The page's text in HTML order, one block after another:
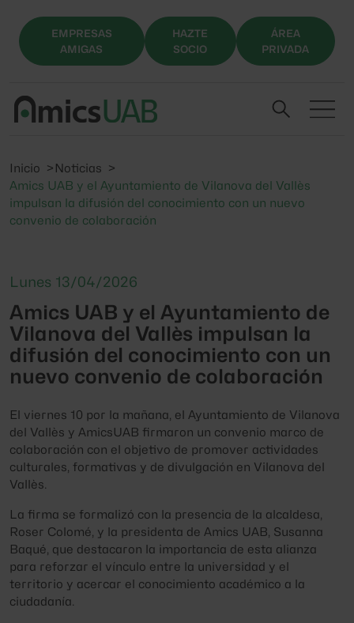
EMPRESAS
AMIGAS
HAZTE
SOCIO
ÁREA
PRIVADA
Inicio
Noticias
Amics UAB y el Ayuntamiento de Vilanova del Vallès
impulsan la difusión del conocimiento con un nuevo
convenio de colaboración
Lunes 13/04/2026
Amics UAB y el Ayuntamiento de
Vilanova del Vallès impulsan la
difusión del conocimiento con un
nuevo convenio de colaboración
El viernes 10 por la mañana, el Ayuntamiento de Vilanova
del Vallès y AmicsUAB firmaron un convenio marco de
colaboración con el objetivo de promover actividades
culturales, formativas y de divulgación en Vilanova del
Vallès.
La firma se formalizó con la presencia de la alcaldesa,
Roser Colomé, y la presidenta de Amics UAB, Susanna
Baqué, que destacaron la importancia de esta alianza
para reforzar el vínculo entre la universidad y el
territorio y acercar el conocimiento académico a la
ciudadanía.